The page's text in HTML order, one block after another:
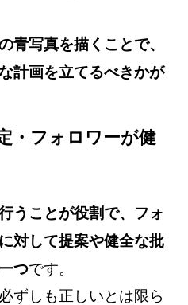
青写真を描くことで、
計画を立てるべきかが
・フォロワーが健
うことが役割で、フォ
対して提案や健全な批
つです。
ずしも正しいとは限ら